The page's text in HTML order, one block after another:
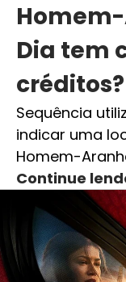
Dia tem
créditos?
Sequência
indicar uma
Homem-
Continue